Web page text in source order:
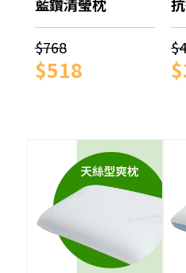
$768
$518